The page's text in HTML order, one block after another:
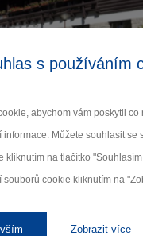
s používáním
abychom vám poskytli
informace. Můžete souhlasit se
kliknutím na tlačítko
cookie kliknutím na
Zobrazit více